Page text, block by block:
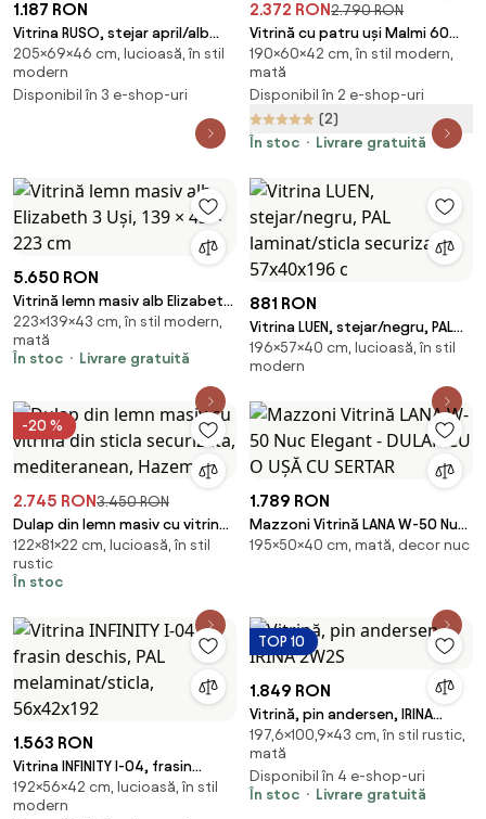
1.187 RON
Vitrina RUSO, stejar april/alb
perla, PAL/sticla securizata,
69x46x205
205×69×46 cm, lucioasă, în stil
modern
Disponibil în 3 e-shop-uri
2.372 RON2.790 RON
Vitrină cu patru uși Malmi 60
cm - cașmir / picioare aurii
190×60×42 cm, în stil modern,
mată
Disponibil în 2 e-shop-uri
(2)
În stoc
Livrare gratuită
5.650 RON
Vitrină lemn masiv alb Elizabeth
3 Uși, 139 × 43 × 223 cm
223×139×43 cm, în stil modern,
mată
În stoc
Livrare gratuită
881 RON
Vitrina LUEN, stejar/negru, PAL
laminat/sticla securizata,
57x40x196 c
196×57×40 cm, lucioasă, în stil
modern
-20 %
2.745 RON3.450 RON
Dulap din lemn masiv cu vitrina
din sticla securizata,
mediteranean, Hazem
122×81×22 cm, lucioasă, în stil
rustic
În stoc
1.789 RON
Mazzoni Vitrină LANA W-50 Nuc
Elegant - DULAP CU O UȘĂ CU
195×50×40 cm, mată, decor nuc
1.563 RON
Vitrina INFINITY I-04, frasin
deschis, PAL melaminat/sticla,
56x42x192
192×56×42 cm, lucioasă, în stil
modern
TOP 10
1.849 RON
Vitrină, pin andersen, IRINA
2W2S
197,6×100,9×43 cm, în stil rustic,
mată
Disponibil în 4 e-shop-uri
În stoc
Livrare gratuită